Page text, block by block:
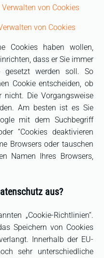
von Cookies
von Cookies
Cookies haben wollen,
dass er Sie immer
gesetzt werden soll. So
Cookie entscheiden, ob
nicht. Die Vorgangsweise
Am besten ist es Sie
mit dem Suchbegriff
“Cookies deaktivieren
Browsers oder tauschen
Namen Ihres Browsers,
aus?
„Cookie-Richtlinien“.
Speichern von Cookies
Innerhalb der EU-
sehr unterschiedliche